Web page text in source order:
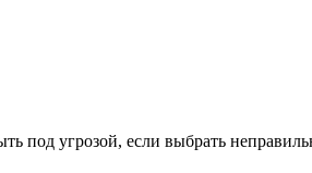
под угрозой, если выбрать